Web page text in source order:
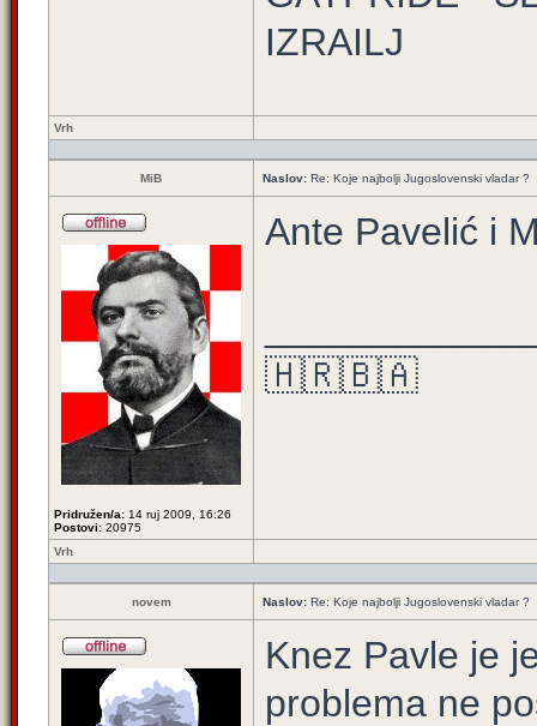
IZRAILJ
Vrh
MiB Naslov: Re: Koje najbolji Jugoslovenski vladar ?
Pridružen/a: 14 ruj 2009, 16:26
Postovi: 20975
Ante Pavelić i
🇭🇷🇧🇦
Vrh
novem Naslov: Re: Koje najbolji Jugoslovenski vladar ?
Knez Pavle je
problema ne